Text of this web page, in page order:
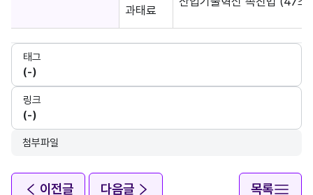
과태료
태그
(-)
링크
(-)
첨부파일
이전글 다음글 목록